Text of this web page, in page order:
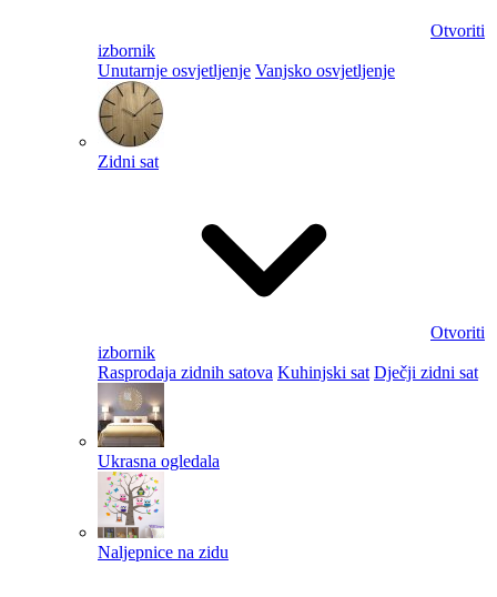
Otvoriti
izbornik
Unutarnje osvjetljenje Vanjsko osvjetljenje
Zidni sat
Otvoriti
izbornik
Rasprodaja zidnih satova Kuhinjski sat Dječji zidni sat
Ukrasna ogledala
Naljepnice na zidu